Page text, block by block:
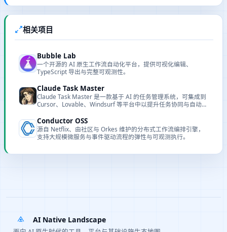
相关项目
Bubble Lab
一个开源的 AI 原生工作流自动化平台，提供可视化编辑、
TypeScript 导出与完整可观测性。
Claude Task Master
Claude Task Master 是一款基于 AI 的任务管理系统，可集成到
Cursor、Lovable、Windsurf 等平台中以提升任务协同与自动化
Conductor OSS
源自 Netflix、由社区与 Orkes 维护的分布式工作流编排引擎，
支持大规模微服务与事件驱动流程的弹性与可观测执行。
AI Native Landscape